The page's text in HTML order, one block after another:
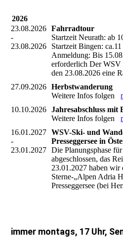
2026
23.08.2026
-
23.08.2026
Fahrradtour
Startzeit Neurath: ab
Startzeit Bingen:
Anmeldung: Bis
erforderlich Der WSV
den 23.08.2026 eine
27.09.2026
Herbstwanderung
Weitere Infos folgen
10.10.2026
Jahresabschluss mit
Weitere Infos folgen
16.01.2027
-
23.01.2027
WSV-Ski- und
Presseggersee in
Die Planungsphase
abgeschlossen, das
23.01.2027 haben wir
Sterne-„Alpen Adria
Presseggersee (bei
immer montags, 17 Uhr,